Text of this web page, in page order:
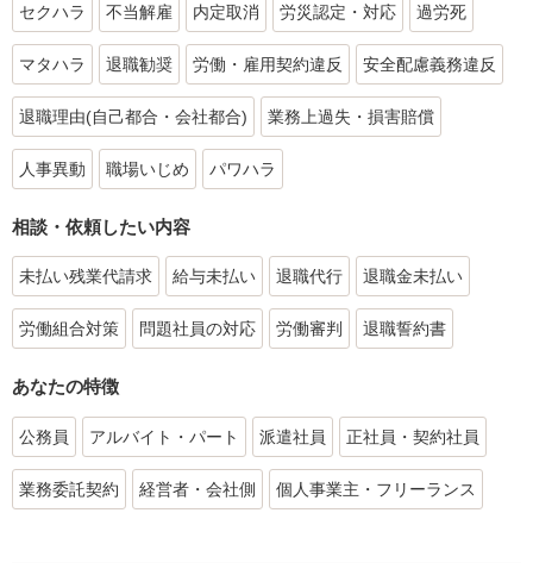
セクハラ 不当解雇 内定取消 労災認定・対応 過労死
マタハラ 退職勧奨 労働・雇用契約違反 安全配慮義務違反
退職理由(自己都合・会社都合) 業務上過失・損害賠償
人事異動 職場いじめ パワハラ
相談・依頼したい内容
未払い残業代請求 給与未払い 退職代行 退職金未払い
労働組合対策 問題社員の対応 労働審判 退職誓約書
あなたの特徴
公務員 アルバイト・パート 派遣社員 正社員・契約社員
業務委託契約 経営者・会社側 個人事業主・フリーランス